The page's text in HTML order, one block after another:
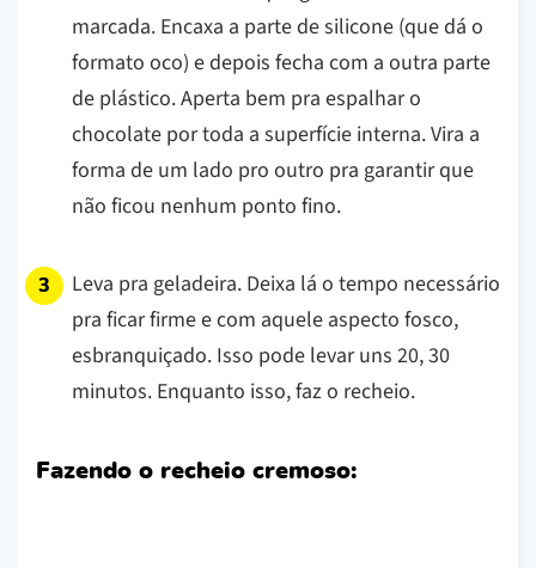
marcada. Encaxa a parte de silicone (que dá o
formato oco) e depois fecha com a outra parte
de plástico. Aperta bem pra espalhar o
chocolate por toda a superfície interna. Vira a
forma de um lado pro outro pra garantir que
não ficou nenhum ponto fino.
Leva pra geladeira. Deixa lá o tempo necessário
pra ficar firme e com aquele aspecto fosco,
esbranquiçado. Isso pode levar uns 20, 30
minutos. Enquanto isso, faz o recheio.
Fazendo o recheio cremoso: